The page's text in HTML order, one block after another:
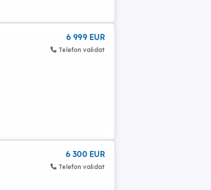
6 999 EUR
Telefon validat
6 300 EUR
Telefon validat